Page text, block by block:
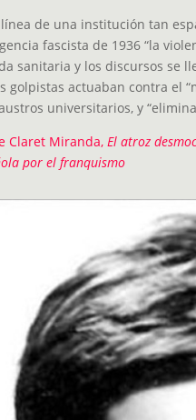
de una institución tan
fascista de 1936 “la
sanitaria y los discursos se
golpistas actuaban contra el
universitarios, y
Claret Miranda, El atroz
por el franquismo